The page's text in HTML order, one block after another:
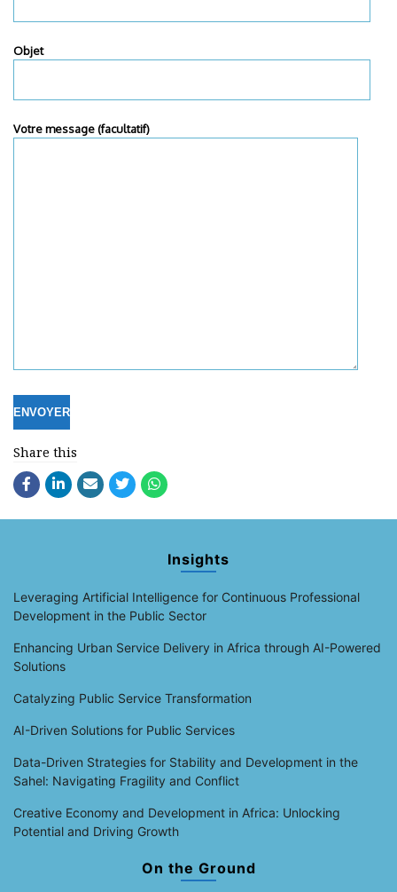
Objet
Votre message (facultatif)
Share this
Insights
Leveraging Artificial Intelligence for Continuous Professional
Development in the Public Sector
Enhancing Urban Service Delivery in Africa through AI-Powered
Solutions
Catalyzing Public Service Transformation
AI-Driven Solutions for Public Services
Data-Driven Strategies for Stability and Development in the
Sahel: Navigating Fragility and Conflict
Creative Economy and Development in Africa: Unlocking
Potential and Driving Growth
On the Ground